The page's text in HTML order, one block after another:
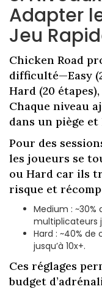
Adapter
Jeu
Chicken Road
difficulté—Easy
Hard (20
Chaque niveau
dans un piège
Pour des
les joueurs se
ou Hard car ils
risque et
Medium :
multiplicateurs
Hard : ~40%
jusqu’à 10x+.
Ces réglages
budget